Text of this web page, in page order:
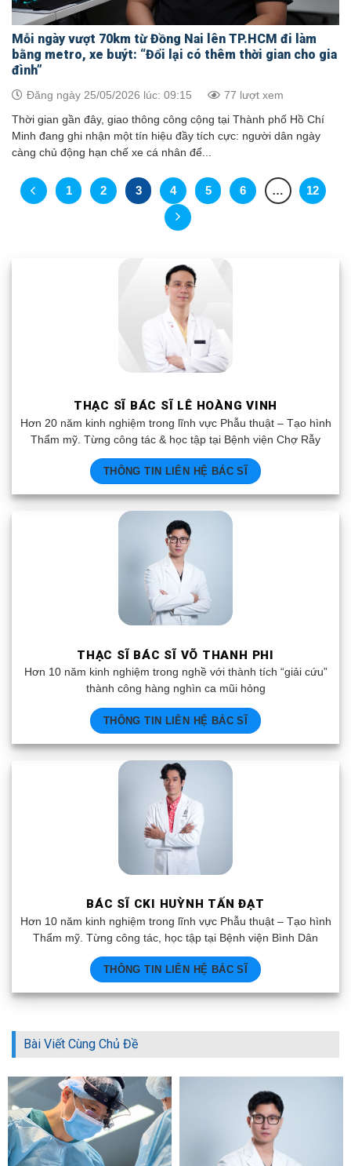
Mỗi ngày vượt 70km từ Đồng Nai lên TP.HCM đi làm
bằng metro, xe buýt: “Đổi lại có thêm thời gian cho gia
đình”
Đăng ngày 25/05/2026 lúc: 09:15 77 lượt xem
Thời gian gần đây, giao thông công cộng tại Thành phố Hồ Chí
Minh đang ghi nhận một tín hiệu đầy tích cực: người dân ngày
càng chủ động hạn chế xe cá nhân để...
1 2 3 4 5 6 … 12
THẠC SĨ BÁC SĨ LÊ HOÀNG VINH
Hơn 20 năm kinh nghiệm trong lĩnh vực Phẫu thuật – Tạo hình
Thẩm mỹ. Từng công tác & học tập tại Bệnh viện Chợ Rẫy
THÔNG TIN LIÊN HỆ BÁC SĨ
THẠC SĨ BÁC SĨ VÕ THANH PHI
Hơn 10 năm kinh nghiệm trong nghề với thành tích “giải cứu”
thành công hàng nghìn ca mũi hỏng
THÔNG TIN LIÊN HỆ BÁC SĨ
BÁC SĨ CKI HUỲNH TẤN ĐẠT
Hơn 10 năm kinh nghiệm trong lĩnh vực Phẫu thuật – Tạo hình
Thẩm mỹ. Từng công tác, học tập tại Bệnh viện Bình Dân
THÔNG TIN LIÊN HỆ BÁC SĨ
Bài Viết Cùng Chủ Đề